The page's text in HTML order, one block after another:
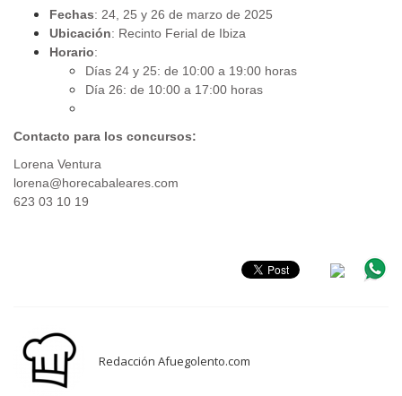
Fechas: 24, 25 y 26 de marzo de 2025
Ubicación: Recinto Ferial de Ibiza
Horario:
Días 24 y 25: de 10:00 a 19:00 horas
Día 26: de 10:00 a 17:00 horas
Contacto para los concursos:
Lorena Ventura
lorena@horecabaleares.com
623 03 10 19
Redacción Afuegolento.com